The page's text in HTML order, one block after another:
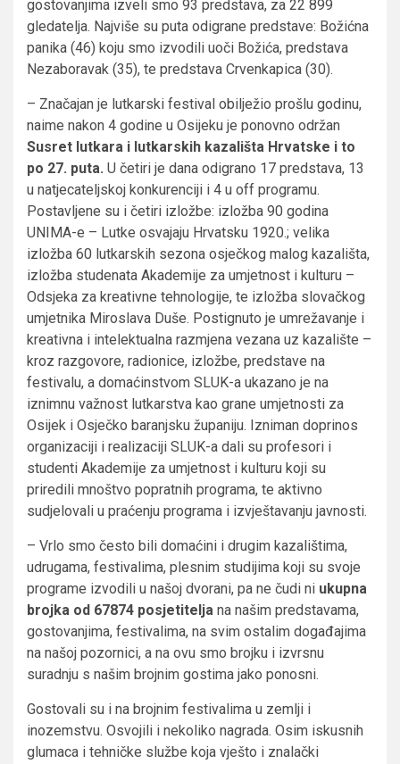
gostovanjima izveli smo 93 predstava, za 22 899
gledatelja. Najviše su puta odigrane predstave: Božićna
panika (46) koju smo izvodili uoči Božića, predstava
Nezaboravak (35), te predstava Crvenkapica (30).
– Značajan je lutkarski festival obilježio prošlu godinu,
naime nakon 4 godine u Osijeku je ponovno održan
Susret lutkara i lutkarskih kazališta Hrvatske i to
po 27. puta. U četiri je dana odigrano 17 predstava, 13
u natjecateljskoj konkurenciji i 4 u off programu.
Postavljene su i četiri izložbe: izložba 90 godina
UNIMA-e – Lutke osvajaju Hrvatsku 1920.; velika
izložba 60 lutkarskih sezona osječkog malog kazališta,
izložba studenata Akademije za umjetnost i kulturu –
Odsjeka za kreativne tehnologije, te izložba slovačkog
umjetnika Miroslava Duše. Postignuto je umrežavanje i
kreativna i intelektualna razmjena vezana uz kazalište –
kroz razgovore, radionice, izložbe, predstave na
festivalu, a domaćinstvom SLUK-a ukazano je na
iznimnu važnost lutkarstva kao grane umjetnosti za
Osijek i Osječko baranjsku županiju. Izniman doprinos
organizaciji i realizaciji SLUK-a dali su profesori i
studenti Akademije za umjetnost i kulturu koji su
priredili mnoštvo popratnih programa, te aktivno
sudjelovali u praćenju programa i izvještavanju javnosti.
– Vrlo smo često bili domaćini i drugim kazalištima,
udrugama, festivalima, plesnim studijima koji su svoje
programe izvodili u našoj dvorani, pa ne čudi ni ukupna
brojka od 67874 posjetitelja na našim predstavama,
gostovanjima, festivalima, na svim ostalim događajima
na našoj pozornici, a na ovu smo brojku i izvrsnu
suradnju s našim brojnim gostima jako ponosni.
Gostovali su i na brojnim festivalima u zemlji i
inozemstvu. Osvojili i nekoliko nagrada. Osim iskusnih
glumaca i tehničke službe koja vješto i znalački